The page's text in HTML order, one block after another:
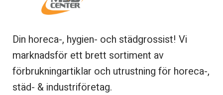
Din horeca-, hygien- och städgrossist! Vi
marknadsför ett brett sortiment av
förbrukningartiklar och utrustning för horeca-,
städ- & industriföretag.